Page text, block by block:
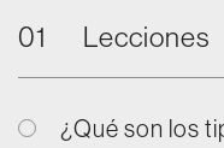
01 Lecciones
¿Qué son los